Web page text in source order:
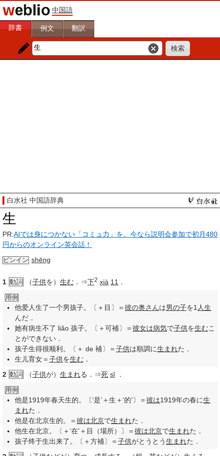
中国語
辞書 例文 翻訳
白水社 中国語辞典
生
PR:AIでは身につかない「コミュ力」を。今なら説明会参加で初月480
円からのオンライン英会話！
ピンイン shēng
1 動詞 （子供を） 生む ．⇒下2 xià 11 ．
用例
他爱人生了一个男孩子。〔＋目〕＝彼の奥さんは男の子を1 人生
んだ．
她有病生不了 liǎo 孩子。〔＋可補〕＝彼女は病気で子供を生むこ
とができない．
孩子生得很顺利。〔＋ de 補〕＝子供は順調に生まれた．
生儿育女＝子供を生む ．
2 動詞 （子供が） 生まれる．⇒死 sǐ．
用例
他是1919年春天生的。〔‘是’＋生＋‘的’〕＝彼は1919年の春に生
まれた．
他是在北京生的。＝彼は北京で生まれた．
他生在北京。〔＋‘在’＋目（場所）〕＝彼は北京で生まれた．
孩子终于生出来了。〔＋方補〕＝子供がとうとう生まれた．